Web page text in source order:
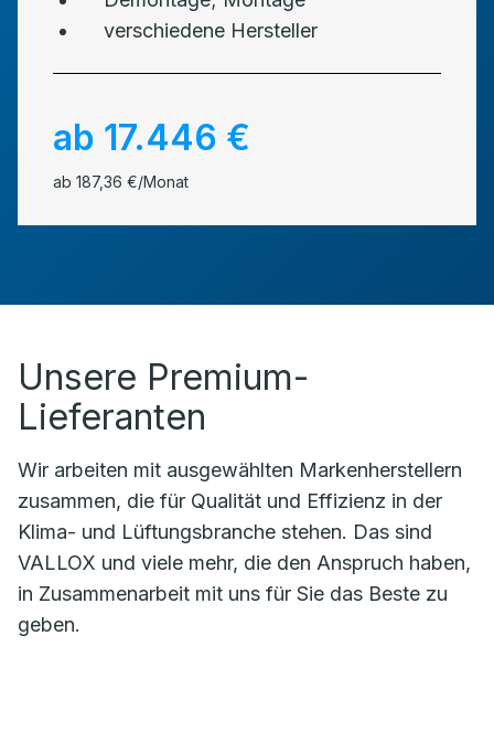
verschiedene Hersteller
ab 17.446 €
ab 187,36 €/Monat
Unsere Premium-
Lieferanten
Wir arbeiten mit ausgewählten Markenherstellern
zusammen, die für Qualität und Effizienz in der
Klima- und Lüftungsbranche stehen. Das sind
VALLOX und viele mehr, die den Anspruch haben,
in Zusammenarbeit mit uns für Sie das Beste zu
geben.